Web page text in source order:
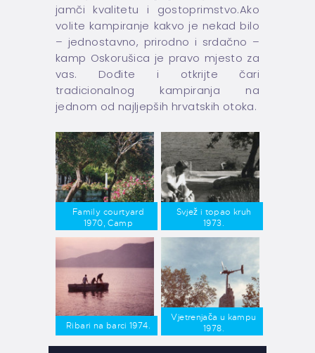
jamči kvalitetu i gostoprimstvo.Ako
volite kampiranje kakvo je nekad bilo
– jednostavno, prirodno i srdačno –
kamp Oskorušica je pravo mjesto za
vas. Dođite i otkrijte čari
tradicionalnog kampiranja na
jednom od najljepših hrvatskih otoka.
Family courtyard
1970, Camp
Oskorusica
Svjež i topao kruh
1973.
Ribari na barci 1974.
Vjetrenjača u kampu
1978.